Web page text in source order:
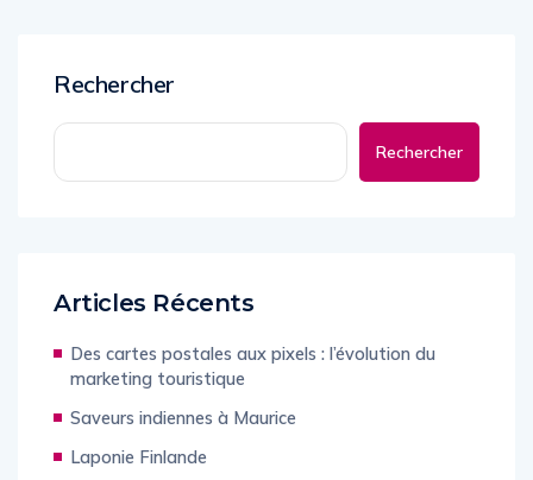
Rechercher
Rechercher
Articles Récents
Des cartes postales aux pixels : l’évolution du
marketing touristique
Saveurs indiennes à Maurice
Laponie Finlande